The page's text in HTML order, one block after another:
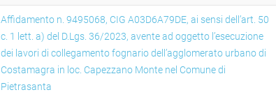
Affidamento n. 9495068, CIG A03D6A79DE, ai sensi dell’art. 50
c. 1 lett. a) del D.Lgs. 36/2023, avente ad oggetto l’esecuzione
dei lavori di collegamento fognario dell’agglomerato urbano di
Costamagra in loc. Capezzano Monte nel Comune di
Pietrasanta